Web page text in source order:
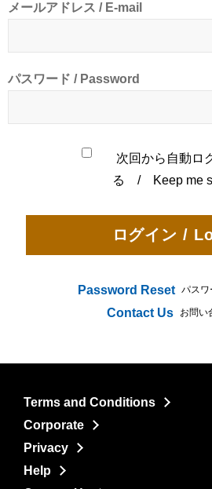
メールアドレス / E-mail
パスワード / Password
次回から自動ロ
る / Keep me
Password Reset パスワ
Contact Us お問い
Terms and Conditions
Corporate
Privacy
Help